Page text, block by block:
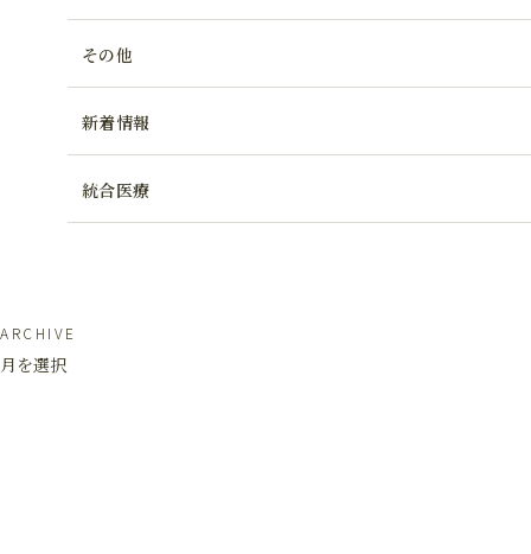
その他
新着情報
統合医療
ARCHIVE
月を選択